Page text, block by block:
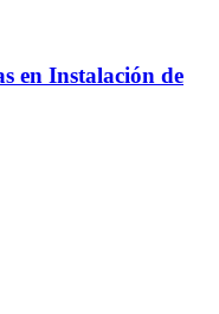
en Instalación de